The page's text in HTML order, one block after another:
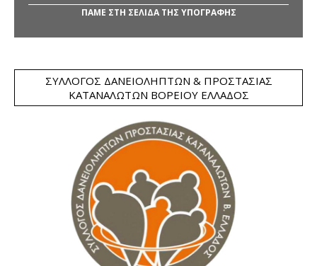
ΠΑΜΕ ΣΤΗ ΣΕΛΙΔΑ ΤΗΣ ΥΠΟΓΡΑΦΗΣ
ΣΎΛΛΟΓΟΣ ΔΑΝΕΙΟΛΗΠΤΏΝ & ΠΡΟΣΤΑΣΊΑΣ
ΚΑΤΑΝΑΛΩΤΏΝ ΒΟΡΕΊΟΥ ΕΛΛΆΔΟΣ